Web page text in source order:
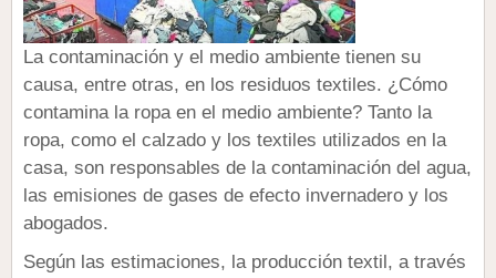
La contaminación y el medio ambiente tienen su
causa, entre otras, en los residuos textiles. ¿Cómo
contamina la ropa en el medio ambiente? Tanto la
ropa, como el calzado y los textiles utilizados en la
casa, son responsables de la contaminación del agua,
las emisiones de gases de efecto invernadero y los
abogados.
Según las estimaciones, la producción textil, a través